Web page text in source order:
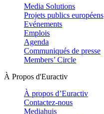
Media Solutions
Projets publics européens
Evénements
Emplois
Agenda
Communiqués de presse
Members’ Circle
À Propos d'Euractiv
À propos d’Euractiv
Contactez-nous
Mediahuis